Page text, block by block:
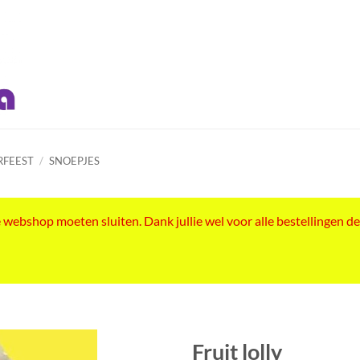
/ SNOEPJES
moeten sluiten. Dank jullie wel voor alle bestellingen
Fruit lolly